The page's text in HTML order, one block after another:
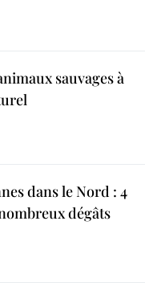
sauvages à
dans le Nord : 4
dégâts